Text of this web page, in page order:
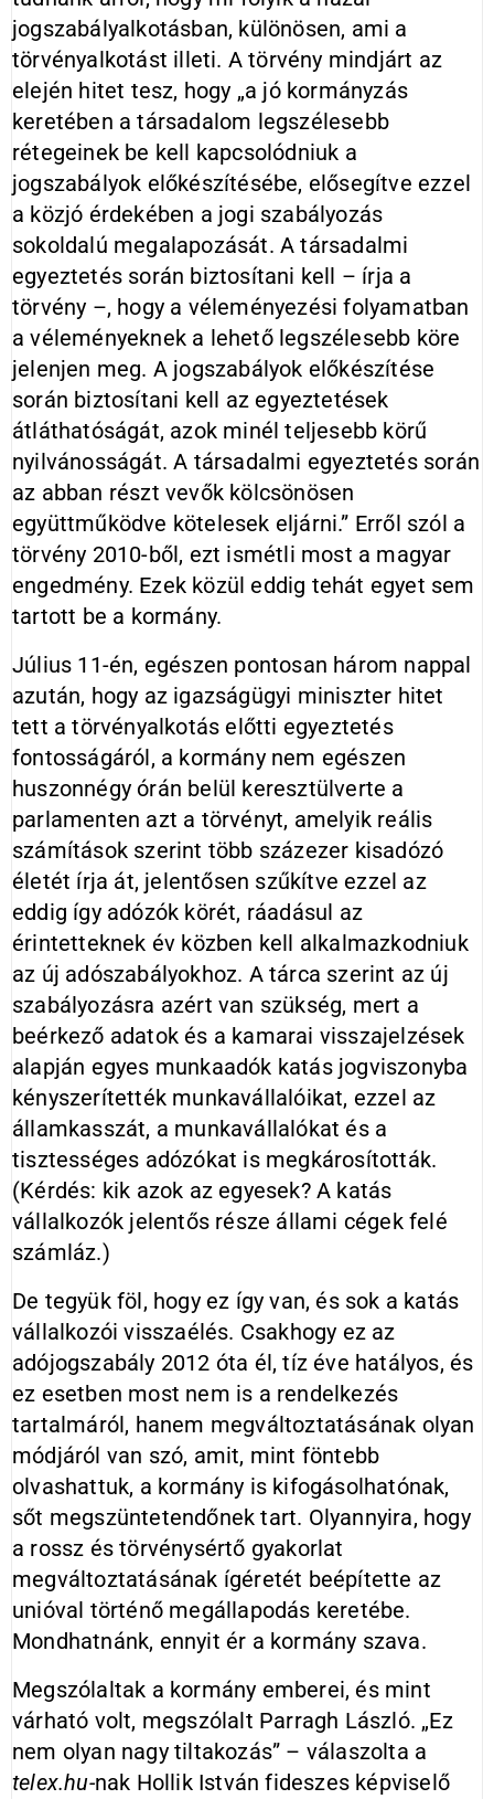
jogszabályalkotásban, különösen, ami a
törvényalkotást illeti. A törvény mindjárt az
elején hitet tesz, hogy „a jó kormányzás
keretében a társadalom legszélesebb
rétegeinek be kell kapcsolódniuk a
jogszabályok előkészítésébe, elősegítve ezzel
a közjó érdekében a jogi szabályozás
sokoldalú megalapozását. A társadalmi
egyeztetés során biztosítani kell – írja a
törvény –, hogy a véleményezési folyamatban
a véleményeknek a lehető legszélesebb köre
jelenjen meg. A jogszabályok előkészítése
során biztosítani kell az egyeztetések
átláthatóságát, azok minél teljesebb körű
nyilvánosságát. A társadalmi egyeztetés során
az abban részt vevők kölcsönösen
együttműködve kötelesek eljárni.” Erről szól a
törvény 2010-ből, ezt ismétli most a magyar
engedmény. Ezek közül eddig tehát egyet sem
tartott be a kormány.
Július 11-én, egészen pontosan három nappal
azután, hogy az igazságügyi miniszter hitet
tett a törvényalkotás előtti egyeztetés
fontosságáról, a kormány nem egészen
huszonnégy órán belül keresztülverte a
parlamenten azt a törvényt, amelyik reális
számítások szerint több százezer kisadózó
életét írja át, jelentősen szűkítve ezzel az
eddig így adózók körét, ráadásul az
érintetteknek év közben kell alkalmazkodniuk
az új adószabályokhoz. A tárca szerint az új
szabályozásra azért van szükség, mert a
beérkező adatok és a kamarai visszajelzések
alapján egyes munkaadók katás jogviszonyba
kényszerítették munkavállalóikat, ezzel az
államkasszát, a munkavállalókat és a
tisztességes adózókat is megkárosították.
(Kérdés: kik azok az egyesek? A katás
vállalkozók jelentős része állami cégek felé
számláz.)
De tegyük föl, hogy ez így van, és sok a katás
vállalkozói visszaélés. Csakhogy ez az
adójogszabály 2012 óta él, tíz éve hatályos, és
ez esetben most nem is a rendelkezés
tartalmáról, hanem megváltoztatásának olyan
módjáról van szó, amit, mint föntebb
olvashattuk, a kormány is kifogásolhatónak,
sőt megszüntetendőnek tart. Olyannyira, hogy
a rossz és törvénysértő gyakorlat
megváltoztatásának ígéretét beépítette az
unióval történő megállapodás keretébe.
Mondhatnánk, ennyit ér a kormány szava.
Megszólaltak a kormány emberei, és mint
várható volt, megszólalt Parragh László. „Ez
nem olyan nagy tiltakozás” – válaszolta a
telex.hu-nak Hollik István fideszes képviselő